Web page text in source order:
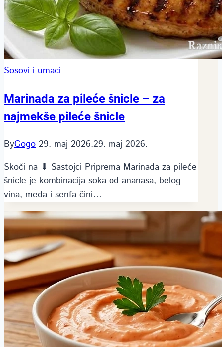
Sosovi i umaci
Marinada za pileće šnicle – za
najmekše pileće šnicle
ByGogo 29. maj 2026.29. maj 2026.
Skoči na ⬇ Sastojci Priprema Marinada za pileće
šnicle je kombinacija soka od ananasa, belog
vina, meda i senfa čini…